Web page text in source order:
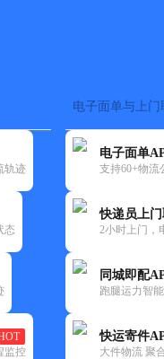
轨迹
态
监控
电子面单与上门
电子面单
支持60+物流
快递员上
2小时上门，
同城即配
跑腿运力智
快运寄件
大件物流 聚
全